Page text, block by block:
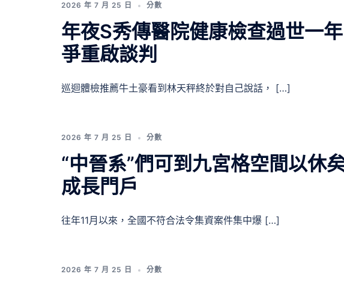
2026 年 7 月 25 日 分數
年夜S秀傳醫院健康檢查過世一
爭重啟談判
巡迴體檢推薦牛土豪看到林天秤終於對自己說話， […]
2026 年 7 月 25 日 分數
“中晉系”們可到九宮格空間以休
成長門戶
往年11月以來，全國不符合法令集資案件集中爆 […]
2026 年 7 月 25 日 分數